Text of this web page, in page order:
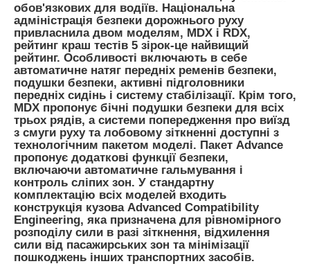
обов'язкових для водіїв. Національна
адміністрація безпеки дорожнього руху
привласнила двом моделям, MDX і RDX,
рейтинг краш тестів 5 зірок-це найвищий
рейтинг. Особливості включають в себе
автоматичне натяг передніх ременів безпеки,
подушки безпеки, активні підголовники
передніх сидінь і систему стабілізації. Крім того,
MDX пропонує бічні подушки безпеки для всіх
трьох рядів, а системи попередження про виїзд
з смуги руху та лобовому зіткненні доступні з
технологічним пакетом моделі. Пакет Advance
пропонує додаткові функції безпеки,
включаючи автоматичне гальмування і
контроль сліпих зон. У стандартну
комплектацію всіх моделей входить
конструкція кузова Advanced Compatibility
Engineering, яка призначена для рівномірного
розподілу сили в разі зіткнення, відхилення
сили від пасажирських зон та мінімізації
пошкоджень інших транспортних засобів.